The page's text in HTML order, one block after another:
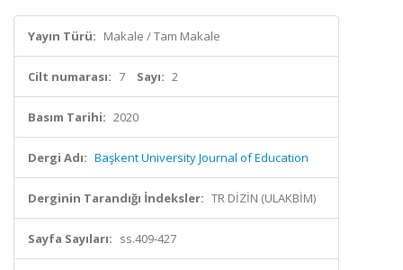
Yayın Türü: Makale / Tam Makale
Cilt numarası: 7 Sayı: 2
Basım Tarihi: 2020
Dergi Adı: Başkent University Journal of Education
Derginin Tarandığı İndeksler: TR DİZİN (ULAKBİM)
Sayfa Sayıları: ss.409-427